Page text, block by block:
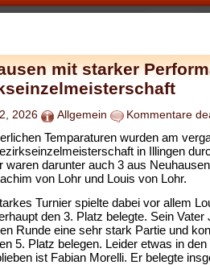
mit starker
2026 Allgemein Kommentare
Temparaturen wurden am
in Illingen
waren darunter auch 3 aus
von Lohr und Louis von Lohr.
Turnier spielte dabei vor allem
den 3. Platz belegte. Sein
Runde eine sehr stark Partie und
5. Platz belegen. Leider etwas in
ist Fabian Morelli. Er belegte